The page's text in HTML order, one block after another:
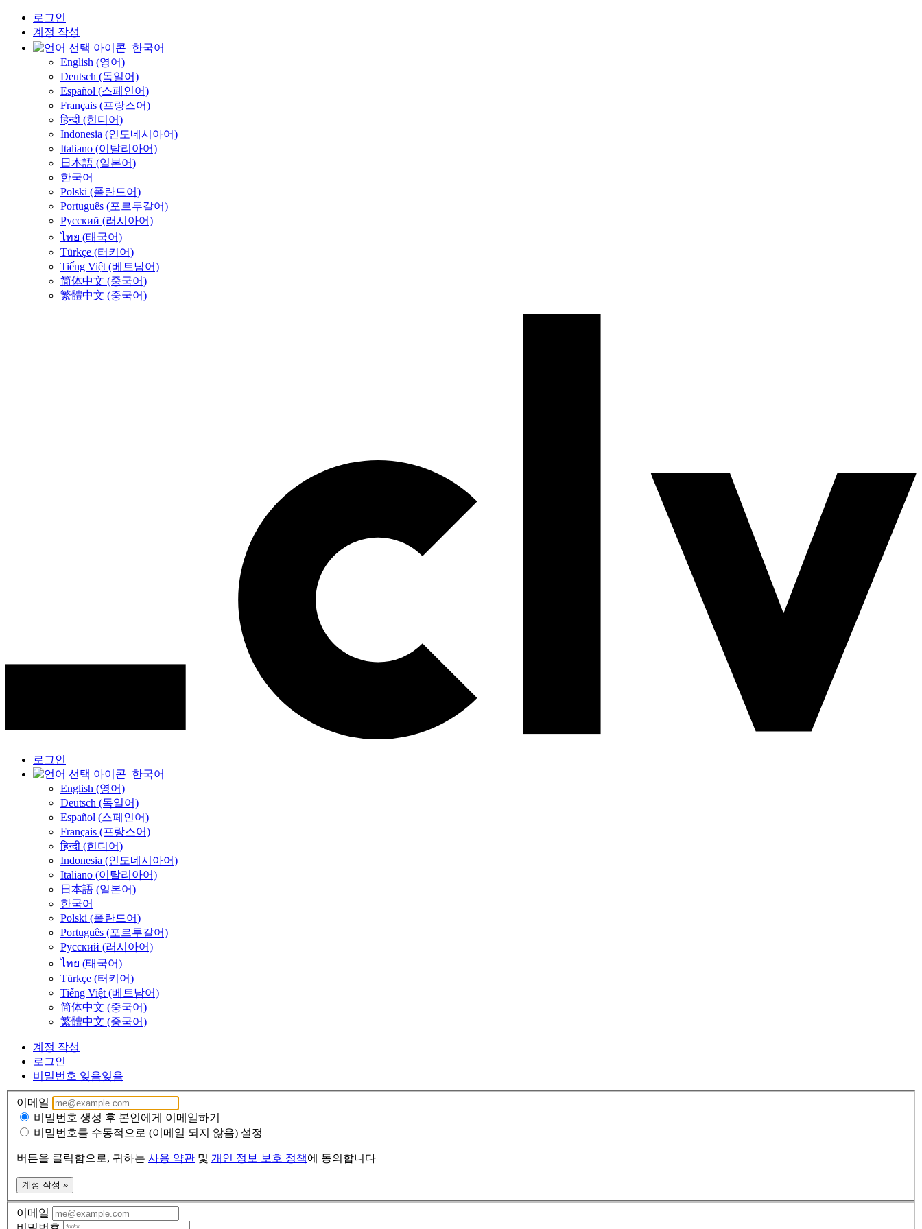
로그인
계정 작성
한국어
English (영어)
Deutsch (독일어)
Español (스페인어)
Français (프랑스어)
हिन्दी (힌디어)
Indonesia (인도네시아어)
Italiano (이탈리아어)
日本語 (일본어)
한국어
Polski (폴란드어)
Português (포르투갈어)
Русский (러시아어)
ไทย (태국어)
Türkçe (터키어)
Tiếng Việt (베트남어)
简体中文 (중국어)
繁體中文 (중국어)
로그인
한국어
English (영어)
Deutsch (독일어)
Español (스페인어)
Français (프랑스어)
हिन्दी (힌디어)
Indonesia (인도네시아어)
Italiano (이탈리아어)
日本語 (일본어)
한국어
Polski (폴란드어)
Português (포르투갈어)
Русский (러시아어)
ไทย (태국어)
Türkçe (터키어)
Tiếng Việt (베트남어)
简体中文 (중국어)
繁體中文 (중국어)
계정 작성
로그인
비밀번호 잊음잊음
이메일
비밀번호 생성 후 본인에게 이메일하기
비밀번호를 수동적으로 (이메일 되지 않음) 설정
버튼을 클릭함으로, 귀하는 사용 약관 및 개인 정보 보호 정책에 동의합니다
계정 작성 »
이메일